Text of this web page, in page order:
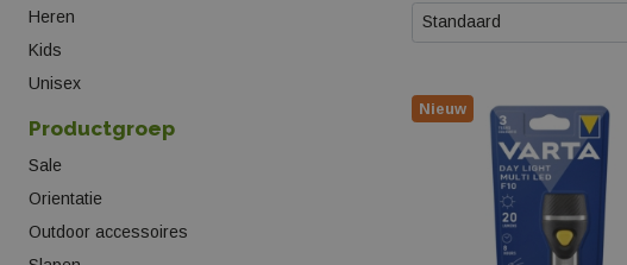
Heren
Kids
Unisex
Productgroep
Sale
Orientatie
Outdoor accessoires
Standaard
Nieuw